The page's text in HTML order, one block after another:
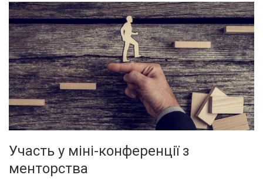
Участь у міні-конференції з
менторства